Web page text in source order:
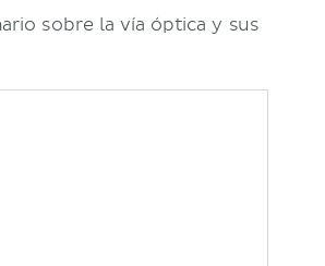
sobre la vía óptica y sus